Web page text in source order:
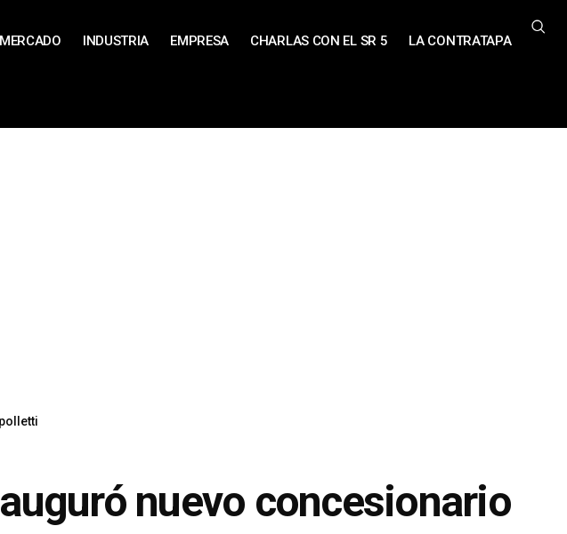
MERCADO INDUSTRIA EMPRESA CHARLAS CON EL SR 5 LA CONTRATAPA
nuevo concesionario